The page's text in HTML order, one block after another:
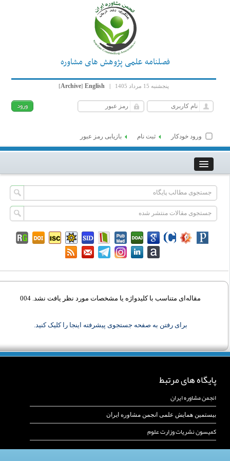
فصلنامه علمی پژوهش های مشاوره
پنجشنبه 15 مرداد 1405 |
English
[Archive]
ورود خودکار ثبت نام بازیابی رمز عبور
مقاله‌ای متناسب با کلیدواژه‌ یا مشخصات مورد نظر یافت نشد. 004
برای رفتن به صفحه جستجوی پیشرفته اینجا را کلیک کنید.
پایگاه های مرتبط
انجمن مشاوره ایران
بیستمین همایش علمی انجمن مشاوره ایران
کمیسون نشریات وزارت علوم